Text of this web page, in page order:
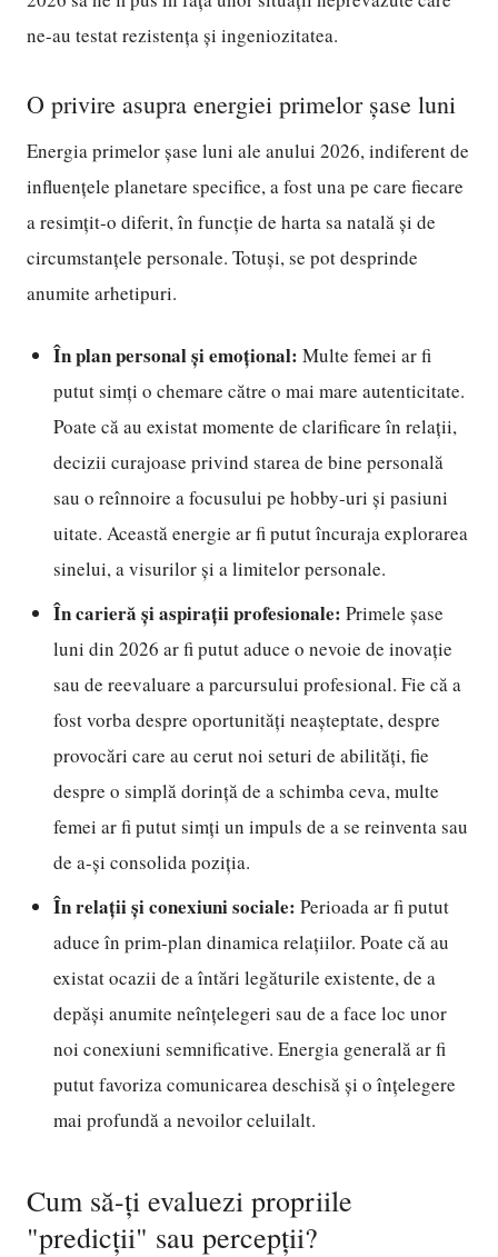
ne-au testat rezistența și ingeniozitatea.
O privire asupra energiei primelor șase luni
Energia primelor șase luni ale anului 2026, indiferent de
influențele planetare specifice, a fost una pe care fiecare
a resimțit-o diferit, în funcție de harta sa natală și de
circumstanțele personale. Totuși, se pot desprinde
anumite arhetipuri.
În plan personal și emoțional: Multe femei ar fi
putut simți o chemare către o mai mare autenticitate.
Poate că au existat momente de clarificare în relații,
decizii curajoase privind starea de bine personală
sau o reînnoire a focusului pe hobby-uri și pasiuni
uitate. Această energie ar fi putut încuraja explorarea
sinelui, a visurilor și a limitelor personale.
În carieră și aspirații profesionale: Primele șase
luni din 2026 ar fi putut aduce o nevoie de inovație
sau de reevaluare a parcursului profesional. Fie că a
fost vorba despre oportunități neașteptate, despre
provocări care au cerut noi seturi de abilități, fie
despre o simplă dorință de a schimba ceva, multe
femei ar fi putut simți un impuls de a se reinventa sau
de a-și consolida poziția.
În relații și conexiuni sociale: Perioada ar fi putut
aduce în prim-plan dinamica relațiilor. Poate că au
existat ocazii de a întări legăturile existente, de a
depăși anumite neînțelegeri sau de a face loc unor
noi conexiuni semnificative. Energia generală ar fi
putut favoriza comunicarea deschisă și o înțelegere
mai profundă a nevoilor celuilalt.
Cum să-ți evaluezi propriile
"predicții" sau percepții?